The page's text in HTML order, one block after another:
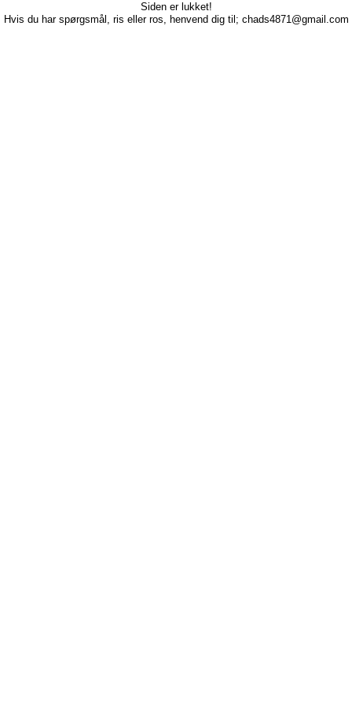
Siden er lukket!
Hvis du har spørgsmål, ris eller ros, henvend dig til; chads4871@gmail.com